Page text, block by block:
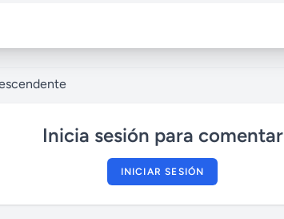
Inicia sesión para comentar
INICIAR SESIÓN